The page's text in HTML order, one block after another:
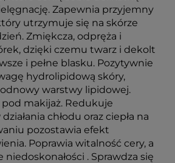
Zapewnia przyjemny
utrzymuje się na skórze
Zmiękcza, odpręża i
dzięki czemu twarz i dekolt
i pełne blasku. Pozytywnie
hydrolipidową skóry,
warstwy lipidowej.
makijaż. Redukuje
chłodu oraz ciepła na
pozostawia efekt
Poprawia witalność cery, a
. Sprawdza się